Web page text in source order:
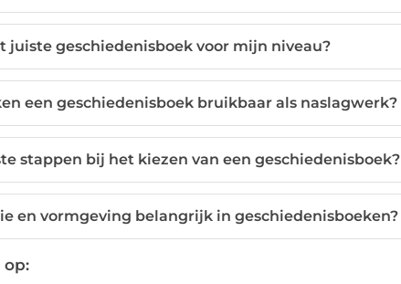
juiste geschiedenisboek voor mijn niveau?
een geschiedenisboek bruikbaar als naslagwerk?
stappen bij het kiezen van een geschiedenisboek?
en vormgeving belangrijk in geschiedenisboeken?
op: